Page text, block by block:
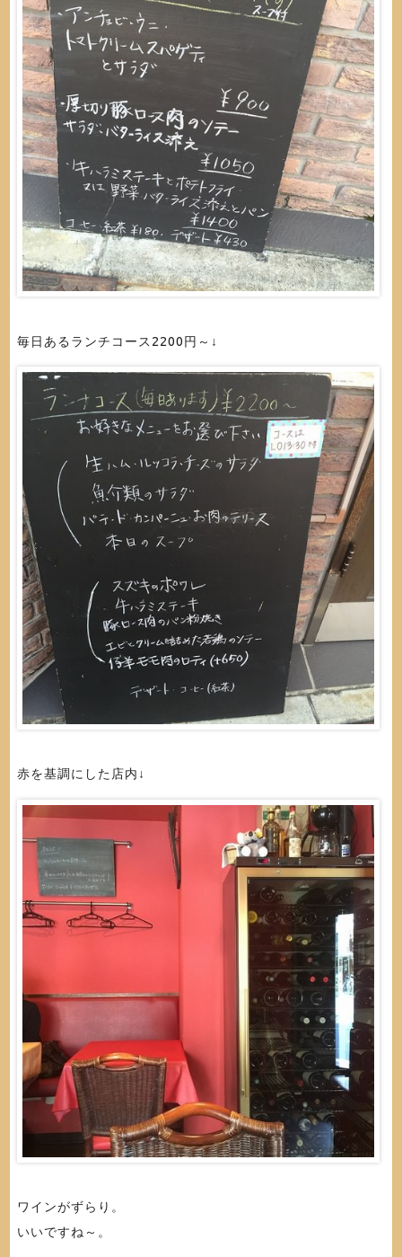
毎日あるランチコース2200円～↓
赤を基調にした店内↓
ワインがずらり。
いいですね～。